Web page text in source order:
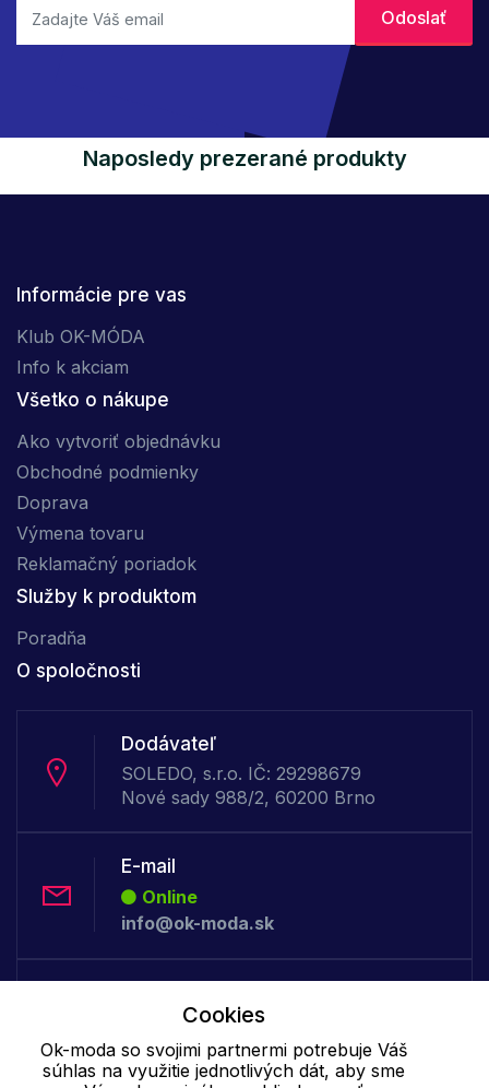
Naposledy prezerané produkty
Informácie pre vas
Klub OK-MÓDA
Info k akciam
Všetko o nákupe
Ako vytvoriť objednávku
Obchodné podmienky
Doprava
Výmena tovaru
Reklamačný poriadok
Služby k produktom
Poradňa
O spoločnosti
Dodávateľ
SOLEDO, s.r.o. IČ: 29298679
Nové sady 988/2, 60200 Brno
E-mail
Online
info@ok-moda.sk
Offline
+421 277 278 079
Cookies
Ok-moda so svojimi partnermi potrebuje Váš
súhlas na využitie jednotlivých dát, aby sme